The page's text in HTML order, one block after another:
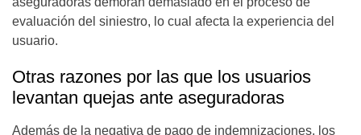
evaluación del siniestro, lo cual afecta la experiencia del
usuario.
Otras razones por las que los usuarios
levantan quejas ante aseguradoras
Además de la negativa de pago de indemnizaciones, los